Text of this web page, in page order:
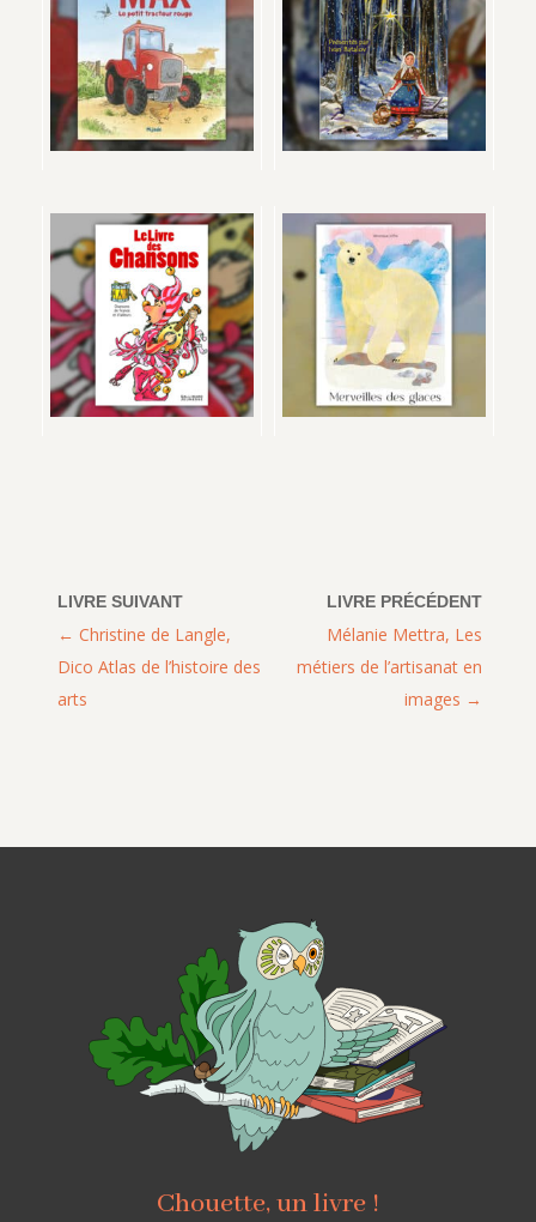
Mélanie Mettra, Les
métiers de l’artisanat en
images
Christine de Langle,
Dico Atlas de l’histoire des
arts
Chouette, un livre !